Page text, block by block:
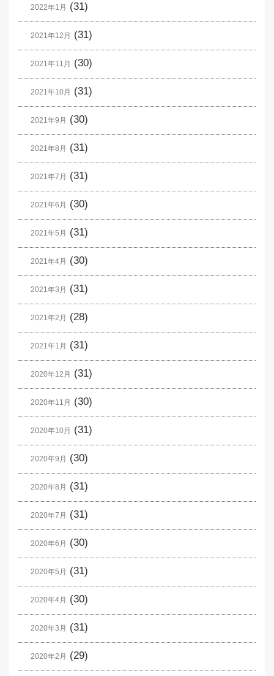
2022年1月 (31)
2021年12月 (31)
2021年11月 (30)
2021年10月 (31)
2021年9月 (30)
2021年8月 (31)
2021年7月 (31)
2021年6月 (30)
2021年5月 (31)
2021年4月 (30)
2021年3月 (31)
2021年2月 (28)
2021年1月 (31)
2020年12月 (31)
2020年11月 (30)
2020年10月 (31)
2020年9月 (30)
2020年8月 (31)
2020年7月 (31)
2020年6月 (30)
2020年5月 (31)
2020年4月 (30)
2020年3月 (31)
2020年2月 (29)